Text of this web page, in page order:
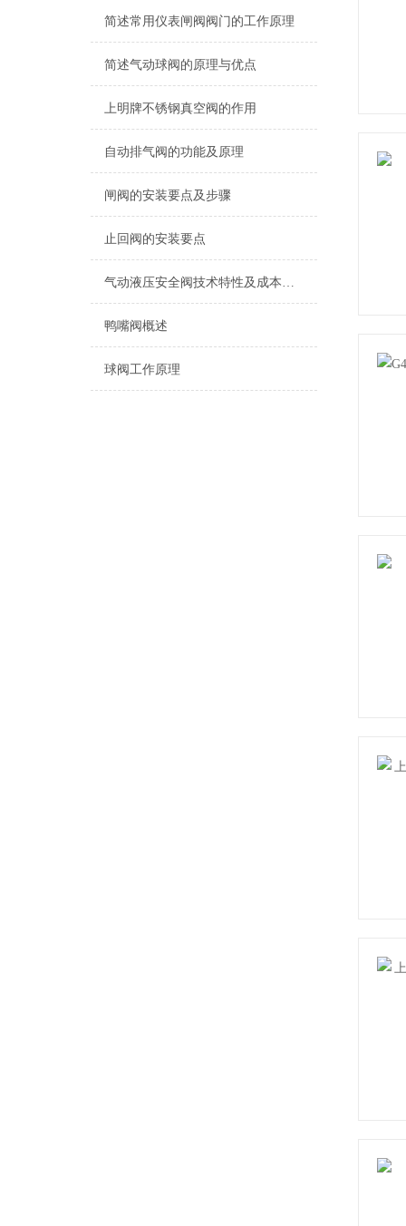
简述常用仪表闸阀阀门的工作原理
简述气动球阀的原理与优点
上明牌不锈钢真空阀的作用
自动排气阀的功能及原理
闸阀的安装要点及步骤
止回阀的安装要点
气动液压安全阀技术特性及成本评估
鸭嘴阀概述
球阀工作原理